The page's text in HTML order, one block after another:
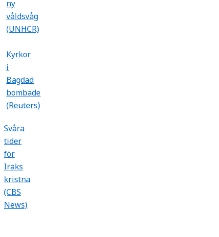
ny
våldsvåg
(UNHCR)
Kyrkor
i
Bagdad
bombade
(Reuters)
Svåra
tider
för
Iraks
kristna
(CBS
News)